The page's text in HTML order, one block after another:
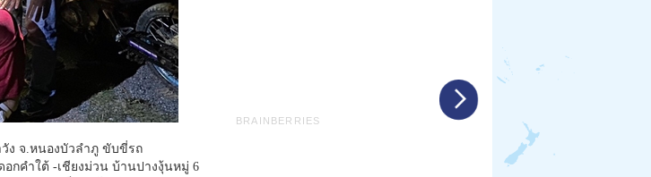
วัง จ.หนองบัวลำภู ขับขี่รถ
กคำใต้ -เชียงม่วน บ้านปางงุ้นหมู่ 6